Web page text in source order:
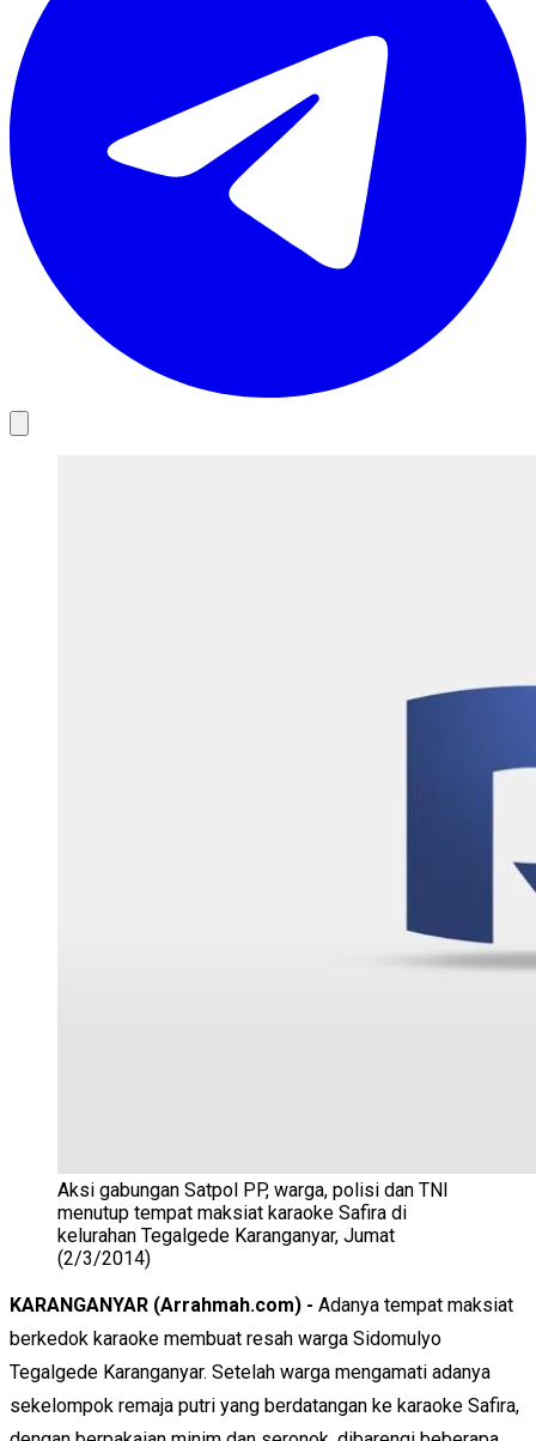
Aksi gabungan Satpol PP, warga, polisi dan TNI
menutup tempat maksiat karaoke Safira di
kelurahan Tegalgede Karanganyar, Jumat
(2/3/2014)
KARANGANYAR (Arrahmah.com) - Adanya tempat maksiat
berkedok karaoke membuat resah warga Sidomulyo
Tegalgede Karanganyar. Setelah warga mengamati adanya
sekelompok remaja putri yang berdatangan ke karaoke Safira,